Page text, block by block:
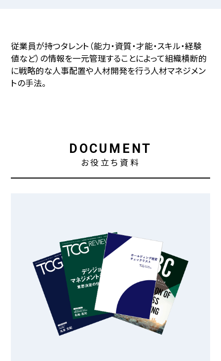
従業員が持つタレント（能力・資質・才能・スキル・経験
値など）の情報を一元管理することによって組織横断的
に戦略的な人事配置や人材開発を行う人材マネジメン
トの手法。
DOCUMENT
お役立ち資料